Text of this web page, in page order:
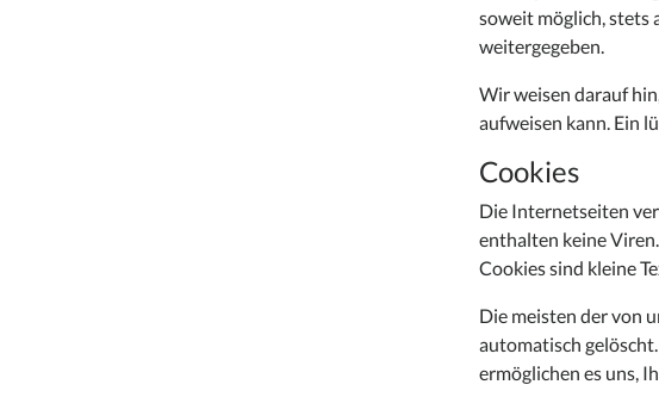
soweit möglich, stets
weitergegeben.
Wir weisen darauf
aufweisen kann. Ein
Cookies
Die Internetseiten
enthalten keine
Cookies sind kleine
Die meisten der von
automatisch
ermöglichen es uns,